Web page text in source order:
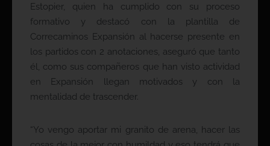
Estopier, quien ha cumplido con su proceso
formativo y destacó con la plantilla de
Correcaminos Expansión al hacerse presente en
los partidos con 2 anotaciones, aseguró que tanto
él, como sus compañeros que han visto actividad
en Expansión llegan motivados y con la
mentalidad de trascender.
“Yo vengo aportar mi granito de arena, hacer las